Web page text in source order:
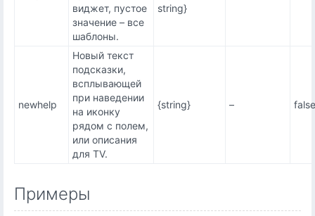
виджет, пустое
значение – все
шаблоны.
string}
newhelp
Новый текст
подсказки,
всплывающей
при наведении
на иконку
рядом с полем,
или описания
для TV.
{string} – false
Примеры